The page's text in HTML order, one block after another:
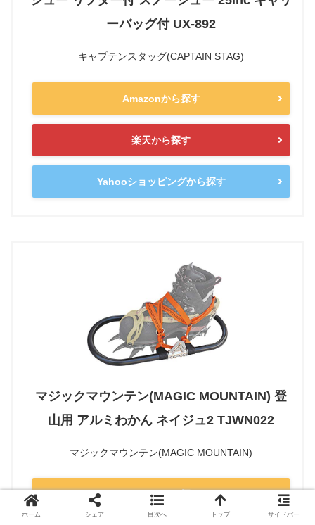
ーバッグ付 UX-892
キャプテンスタッグ(CAPTAIN STAG)
Amazonから探す
楽天から探す
Yahooショッピングから探す
マジックマウンテン(MAGIC MOUNTAIN) 登
山用 アルミわかん ネイジュ2 TJWN022
マジックマウンテン(MAGIC MOUNTAIN)
Amazonから探す
ホーム シェア 目次へ トップ サイドバー